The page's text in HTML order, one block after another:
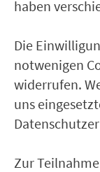
RÜCKFAHRT
haben
Die
notwenigen
widerrufen.
uns
Zur